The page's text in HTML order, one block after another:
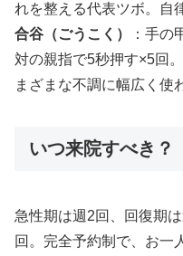
れを整える代表ツボ。自
合谷（ごうこく）
：手の
対の親指で5秒押す×5回
まざまな不調に幅広く使
いつ来院すべき？
急性期は週2回、回復期
回。完全予約制で、お一